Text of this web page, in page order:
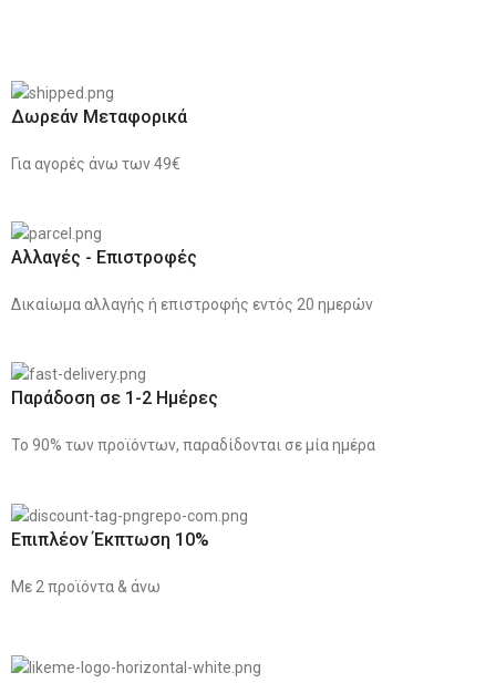
Δωρεάν Μεταφορικά
Για αγορές άνω των 49€
Αλλαγές - Επιστροφές
Δικαίωμα αλλαγής ή επιστροφής εντός 20 ημερών
Παράδοση σε 1-2 Ημέρες
Το 90% των προϊόντων, παραδίδονται σε μία ημέρα
Επιπλέον Έκπτωση 10%
Με 2 προϊόντα & άνω